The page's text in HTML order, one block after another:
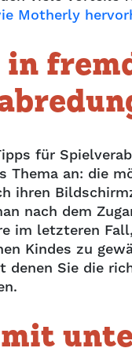
Motherly
in
für
Thema an: die
ihren
nach dem
im letzteren
Kindes zu
denen Sie die